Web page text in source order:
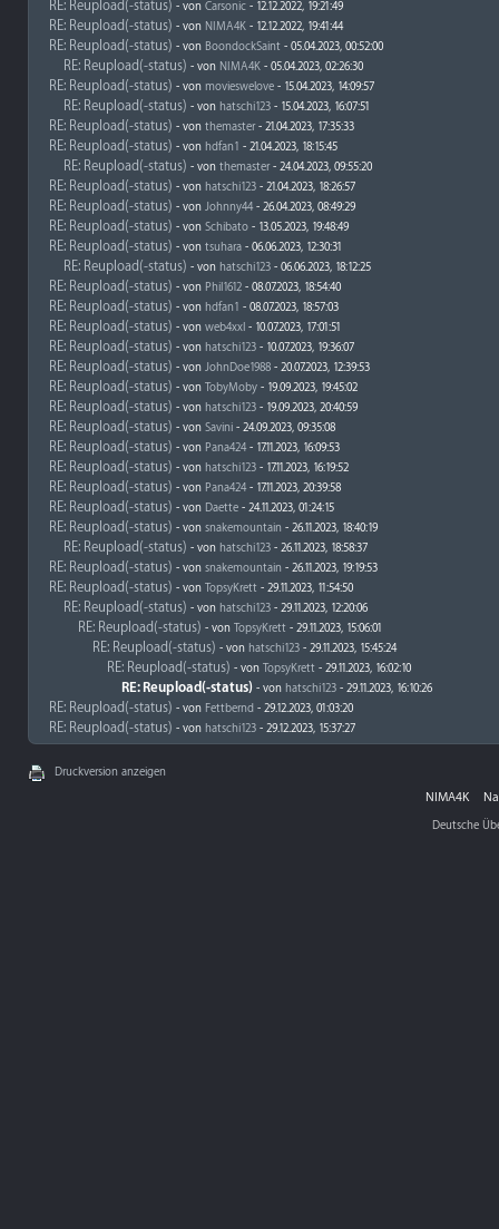
RE: Reupload(-status) - von Carsonic - 12.12.2022, 19:21:49
RE: Reupload(-status) - von NIMA4K - 12.12.2022, 19:41:44
RE: Reupload(-status) - von BoondockSaint - 05.04.2023, 00:52:00
RE: Reupload(-status) - von NIMA4K - 05.04.2023, 02:26:30
RE: Reupload(-status) - von movieswelove - 15.04.2023, 14:09:57
RE: Reupload(-status) - von hatschi123 - 15.04.2023, 16:07:51
RE: Reupload(-status) - von themaster- 21.04.2023, 17:35:33
RE: Reupload(-status) - von hdfan1 - 21.04.2023, 18:15:45
RE: Reupload(-status) - von themaster- 24.04.2023, 09:55:20
RE: Reupload(-status) - von hatschi123 - 21.04.2023, 18:26:57
RE: Reupload(-status) - von Johnny44 - 26.04.2023, 08:49:29
RE: Reupload(-status) - von Schibato - 13.05.2023, 19:48:49
RE: Reupload(-status) - von tsuhara - 06.06.2023, 12:30:31
RE: Reupload(-status) - von hatschi123 - 06.06.2023, 18:12:25
RE: Reupload(-status) - von Phil1612 - 08.07.2023, 18:54:40
RE: Reupload(-status) - von hdfan1 - 08.07.2023, 18:57:03
RE: Reupload(-status) - von web4xxl - 10.07.2023, 17:01:51
RE: Reupload(-status) - von hatschi123 - 10.07.2023, 19:36:07
RE: Reupload(-status) - von JohnDoe1988 - 20.07.2023, 12:39:53
RE: Reupload(-status) - von TobyMoby - 19.09.2023, 19:45:02
RE: Reupload(-status) - von hatschi123 - 19.09.2023, 20:40:59
RE: Reupload(-status) - von Savini - 24.09.2023, 09:35:08
RE: Reupload(-status) - von Pana424 - 17.11.2023, 16:09:53
RE: Reupload(-status) - von hatschi123 - 17.11.2023, 16:19:52
RE: Reupload(-status) - von Pana424 - 17.11.2023, 20:39:58
RE: Reupload(-status) - von Daette - 24.11.2023, 01:24:15
RE: Reupload(-status) - von snakemountain - 26.11.2023, 18:40:19
RE: Reupload(-status) - von hatschi123 - 26.11.2023, 18:58:37
RE: Reupload(-status) - von snakemountain - 26.11.2023, 19:19:53
RE: Reupload(-status) - von TopsyKrett - 29.11.2023, 11:54:50
RE: Reupload(-status) - von hatschi123 - 29.11.2023, 12:20:06
RE: Reupload(-status) - von TopsyKrett - 29.11.2023, 15:06:01
RE: Reupload(-status) - von hatschi123 - 29.11.2023, 15:45:24
RE: Reupload(-status) - von TopsyKrett - 29.11.2023, 16:02:10
RE: Reupload(-status) - von hatschi123 - 29.11.2023, 16:10:26
RE: Reupload(-status) - von Fettbernd - 29.12.2023, 01:03:20
RE: Reupload(-status) - von hatschi123 - 29.12.2023, 15:37:27
Druckversion anzeigen
NIMA4K
Deutsche